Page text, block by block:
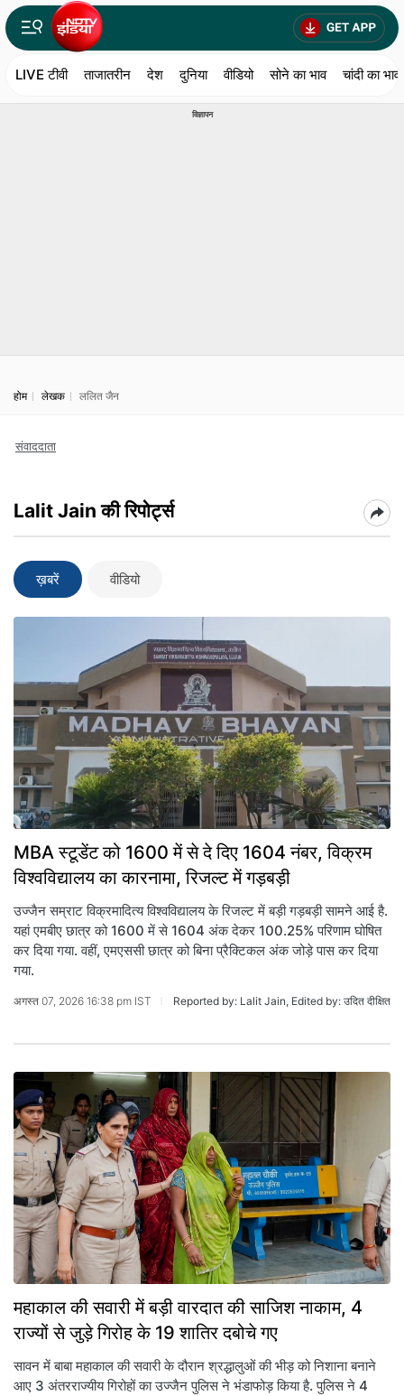
LIVE टीवी ताजातरीन देश दुनिया वीडियो सोने का भाव चांदी का भाव
विज्ञापन
होम लेखक ललित जैन
संवाददाता
Lalit Jain की रिपोर्ट्स
ख़बरें वीडियो
MBA स्‍टूडेंट को 1600 में से दे दिए 1604 नंबर, विक्रम
विश्वविद्यालय का कारनामा, रिजल्‍ट में गड़बड़ी
उज्जैन सम्राट विक्रमादित्य विश्वविद्यालय के रिजल्‍ट में बड़ी गड़बड़ी सामने आई है.
यहां एमबीए छात्र को 1600 में से 1604 अंक देकर 100.25% परिणाम घोषित
कर दिया गया. वहीं, एमएससी छात्र को बिना प्रैक्टिकल अंक जोड़े पास कर दिया
गया.
अगस्त 07, 2026 16:38 pm IST Reported by: Lalit Jain, Edited by: उदित दीक्षित
महाकाल की सवारी में बड़ी वारदात की साजिश नाकाम, 4
राज्यों से जुड़े गिरोह के 19 शातिर दबोचे गए
सावन में बाबा महाकाल की सवारी के दौरान श्रद्धालुओं की भीड़ को निशाना बनाने
आए 3 अंतरराज्यीय गिरोहों का उज्जैन पुलिस ने भंडाफोड़ किया है. पुलिस ने 4